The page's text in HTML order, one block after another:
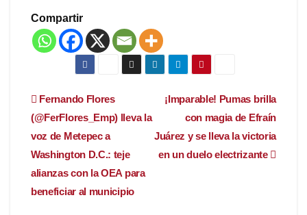
Compartir
Navegación
de
entradas
¡Imparable! Pumas brilla
con magia de Efraín
Juárez y se lleva la victoria
en un duelo electrizante
Fernando Flores
(@FerFlores_Emp) lleva la
voz de Metepec a
Washington D.C.: teje
alianzas con la OEA para
beneficiar al municipio